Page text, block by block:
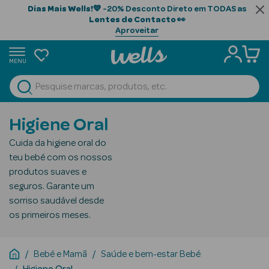
Dias Mais Wells!💙 -20% Desconto Direto em TODAS as
Lentes de Contacto👀
Aproveitar
MENU
Ver Tudo
Beauty Season
Cabelo
Profissional
Beauty Season
Cosmética
Luxo
Higiene Oral
Cuida da higiene oral do
teu bebé com os nossos
produtos suaves e
seguros. Garante um
sorriso saudável desde
os primeiros meses.
Bebé e Mamã
Saúde e bem-estar Bebé